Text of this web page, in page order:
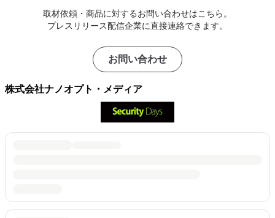
取材依頼・商品に対するお問い合わせはこちら。
プレスリリース配信企業に直接連絡できます。
お問い合わせ
株式会社ナノオプト・メディア